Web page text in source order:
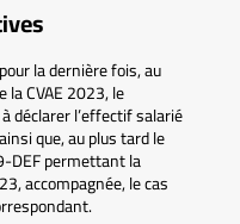
la dernière fois, au
CVAE 2023, le
déclarer l’effectif salarié
que, au plus tard le
DEF permettant la
accompagnée, le cas